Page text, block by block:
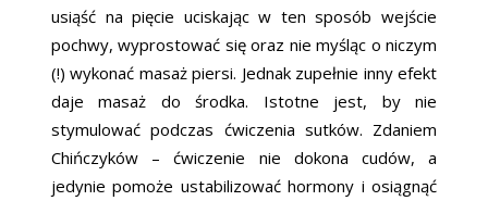
usiąść na pięcie uciskając w ten sposób wejście
pochwy, wyprostować się oraz nie myśląc o niczym
(!) wykonać masaż piersi. Jednak zupełnie inny efekt
daje masaż do środka. Istotne jest, by nie
stymulować podczas ćwiczenia sutków. Zdaniem
Chińczyków – ćwiczenie nie dokona cudów, a
jedynie pomoże ustabilizować hormony i osiągnąć